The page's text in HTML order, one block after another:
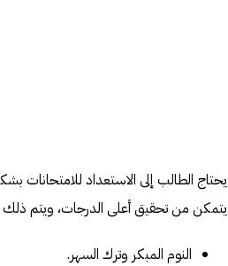
يحتاج الطالب إلى الاستعداد
يتمكن من تحقيق أعلى الدرجات، ويتم
النوم المبكر وترك السهر.